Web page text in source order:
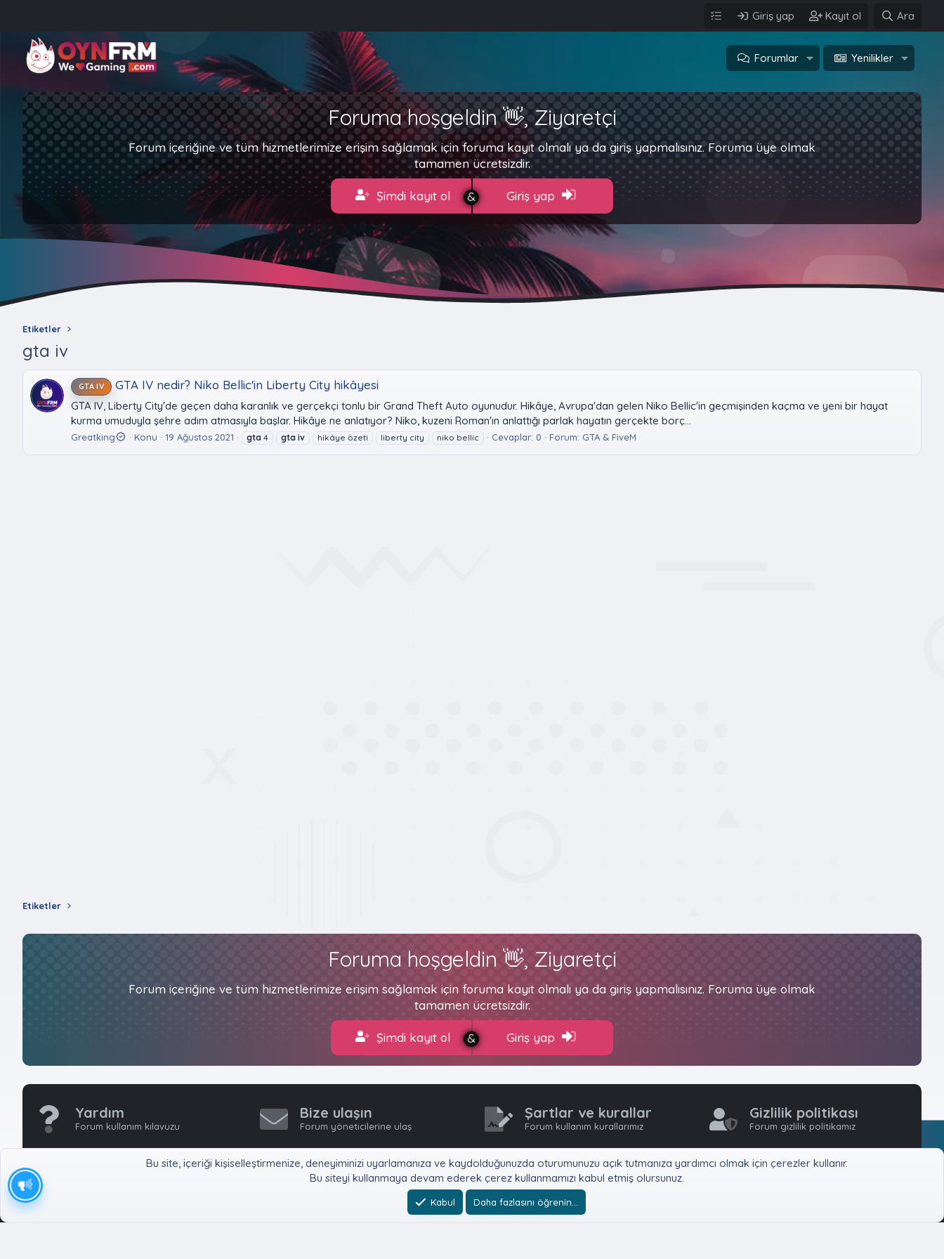
Giriş yap Kayıt ol Ara
Forumlar Yenilikler
Foruma hoşgeldin 👋, Ziyaretçi
Forum içeriğine ve tüm hizmetlerimize erişim sağlamak için foruma kayıt olmalı ya da giriş yapmalısınız. Foruma üye olmak
tamamen ücretsizdir.
Şimdi kayıt ol Giriş yap
Etiketler
gta iv
GTA IV GTA IV nedir? Niko Bellic'in Liberty City hikâyesi
GTA IV, Liberty City'de geçen daha karanlık ve gerçekçi tonlu bir Grand Theft Auto oyunudur. Hikâye, Avrupa'dan gelen Niko Bellic'in geçmişinden kaçma ve yeni bir hayat
kurma umuduyla şehre adım atmasıyla başlar. Hikâye ne anlatıyor? Niko, kuzeni Roman'ın anlattığı parlak hayatın gerçekte borç...
Greatking Konu 19 Ağustos 2021 gta 4 gta iv hikâye özeti liberty city niko bellic Cevaplar: 0 Forum: GTA & FiveM
Etiketler
Foruma hoşgeldin 👋, Ziyaretçi
Forum içeriğine ve tüm hizmetlerimize erişim sağlamak için foruma kayıt olmalı ya da giriş yapmalısınız. Foruma üye olmak
tamamen ücretsizdir.
Şimdi kayıt ol Giriş yap
Yardım
Forum kullanım kılavuzu
Bize ulaşın
Forum yöneticilerine ulaş
Şartlar ve kurallar
Forum kullanım kurallarımız
Gizlilik politikası
Forum gizlilik politikamız
Bu site, içeriği kişiselleştirmenize, deneyiminizi uyarlamanıza ve kaydolduğunuzda oturumunuzu açık tutmanıza yardımcı olmak için çerezler kullanır.
Bu siteyi kullanmaya devam ederek çerez kullanmamızı kabul etmiş olursunuz.
Kabul Daha fazlasını öğrenin…